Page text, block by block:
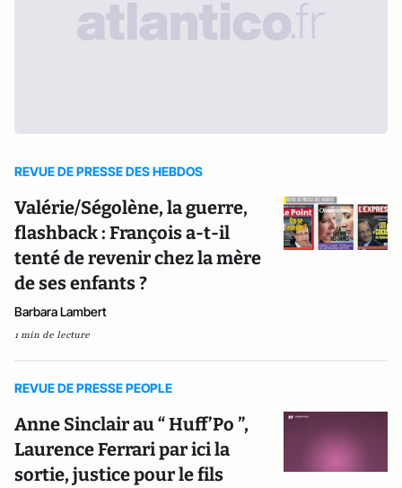
REVUE DE PRESSE DES HEBDOS
Valérie/Ségolène, la guerre,
flashback : François a-t-il
tenté de revenir chez la mère
de ses enfants ?
Barbara Lambert
1 min de lecture
REVUE DE PRESSE PEOPLE
Anne Sinclair au “ Huff’Po ”,
Laurence Ferrari par ici la
sortie, justice pour le fils